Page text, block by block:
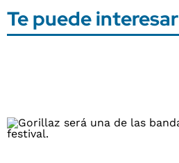
Te puede interesar